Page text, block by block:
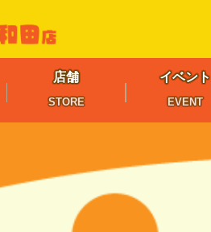
店舗
STORE
イベント
EVENT